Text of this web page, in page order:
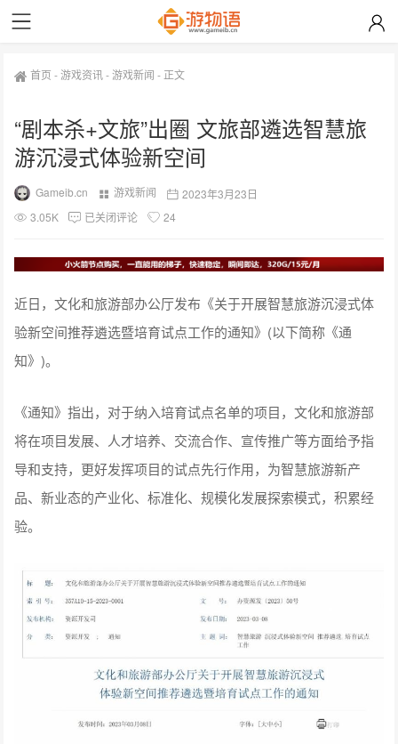
首页 -游戏资讯-游戏新闻 - 正文
“剧本杀+文旅”出圈 文旅部遴选智慧旅
游沉浸式体验新空间
Gameib.cn 游戏新闻
2023年3月23日
3.05K
已关闭评论 24
近日，文化和旅游部办公厅发布《关于开展智慧旅游沉浸式体
验新空间推荐遴选暨培育试点工作的通知》(以下简称《通
知》)。
《通知》指出，对于纳入培育试点名单的项目，文化和旅游部
将在项目发展、人才培养、交流合作、宣传推广等方面给予指
导和支持，更好发挥项目的试点先行作用，为智慧旅游新产
品、新业态的产业化、标准化、规模化发展探索模式，积累经
验。